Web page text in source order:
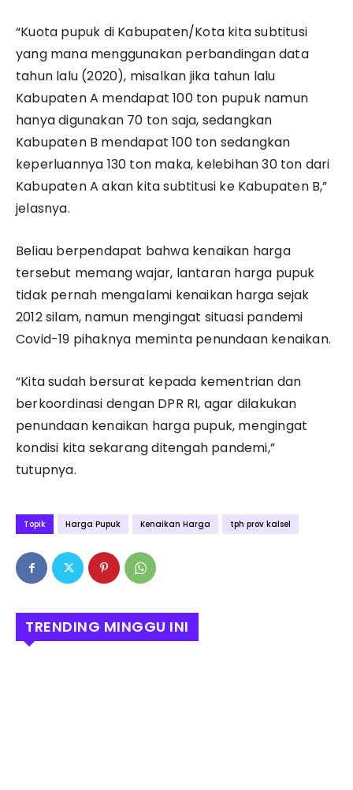
“Kuota pupuk di Kabupaten/Kota kita subtitusi
yang mana menggunakan perbandingan data
tahun lalu (2020), misalkan jika tahun lalu
Kabupaten A mendapat 100 ton pupuk namun
hanya digunakan 70 ton saja, sedangkan
Kabupaten B mendapat 100 ton sedangkan
keperluannya 130 ton maka, kelebihan 30 ton dari
Kabupaten A akan kita subtitusi ke Kabupaten B,”
jelasnya.
Beliau berpendapat bahwa kenaikan harga
tersebut memang wajar, lantaran harga pupuk
tidak pernah mengalami kenaikan harga sejak
2012 silam, namun mengingat situasi pandemi
Covid-19 pihaknya meminta penundaan kenaikan.
“Kita sudah bersurat kepada kementrian dan
berkoordinasi dengan DPR RI, agar dilakukan
penundaan kenaikan harga pupuk, mengingat
kondisi kita sekarang ditengah pandemi,”
tutupnya.
Topik Harga Pupuk Kenaikan Harga tph prov kalsel
TRENDING MINGGU INI